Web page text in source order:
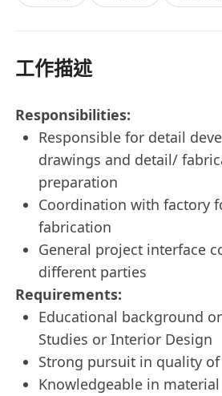
工作描述
Responsibilities:
Responsible for detail
drawings and detail/
preparation
Coordination with factory
fabrication
General project interface
different parties
Requirements:
Educational background
Studies or Interior Design
Strong pursuit in quality
Knowledgeable in